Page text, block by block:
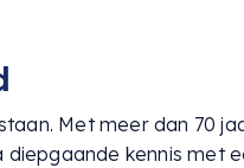
Met meer dan 70
kennis met